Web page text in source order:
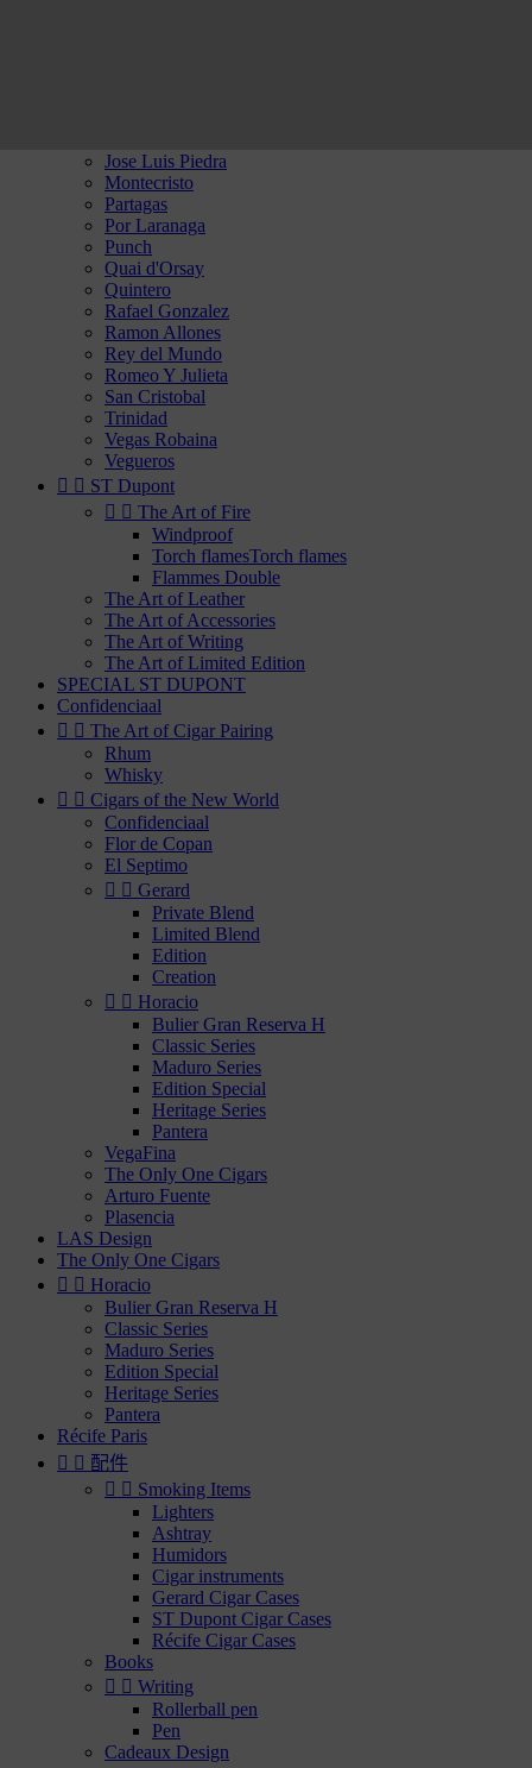
Jose Luis Piedra
Montecristo
Partagas
Por Laranaga
Punch
Quai d'Orsay
Quintero
Rafael Gonzalez
Ramon Allones
Rey del Mundo
Romeo Y Julieta
San Cristobal
Trinidad
Vegas Robaina
Vegueros
  ST Dupont
  The Art of Fire
Windproof
Torch flamesTorch flames
Flammes Double
The Art of Leather
The Art of Accessories
The Art of Writing
The Art of Limited Edition
SPECIAL ST DUPONT
Confidenciaal
  The Art of Cigar Pairing
Rhum
Whisky
  Cigars of the New World
Confidenciaal
Flor de Copan
El Septimo
  Gerard
Private Blend
Limited Blend
Edition
Creation
  Horacio
Bulier Gran Reserva H
Classic Series
Maduro Series
Edition Special
Heritage Series
Pantera
VegaFina
The Only One Cigars
Arturo Fuente
Plasencia
LAS Design
The Only One Cigars
  Horacio
Bulier Gran Reserva H
Classic Series
Maduro Series
Edition Special
Heritage Series
Pantera
Récife Paris
  配件
  Smoking Items
Lighters
Ashtray
Humidors
Cigar instruments
Gerard Cigar Cases
ST Dupont Cigar Cases
Récife Cigar Cases
Books
  Writing
Rollerball pen
Pen
Cadeaux Design